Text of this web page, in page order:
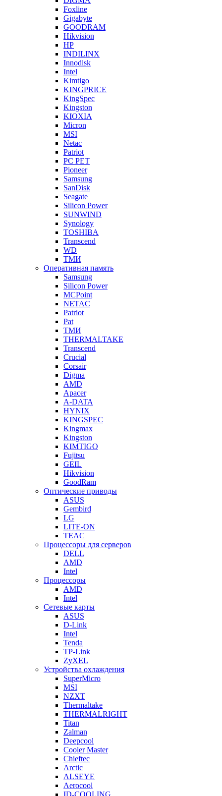
Foxline
Gigabyte
GOODRAM
Hikvision
HP
INDILINX
Innodisk
Intel
Kimtigo
KINGPRICE
KingSpec
Kingston
KIOXIA
Micron
MSI
Netac
Patriot
PC PET
Pioneer
Samsung
SanDisk
Seagate
Silicon Power
SUNWIND
Synology
TOSHIBA
Transcend
WD
ТМИ
Оперативная память
Samsung
Silicon Power
MCPoint
NETAC
Patriot
Pat
ТМИ
THERMALTAKE
Transcend
Crucial
Corsair
Digma
AMD
Apacer
A-DATA
HYNIX
KINGSPEC
Kingmax
Kingston
KIMTIGO
Fujitsu
GEIL
Hikvision
GoodRam
Оптические приводы
ASUS
Gembird
LG
LITE-ON
TEAC
Процессоры для серверов
DELL
AMD
Intel
Процессоры
AMD
Intel
Сетевые карты
ASUS
D-Link
Intel
Tenda
TP-Link
ZyXEL
Устройства охлаждения
SuperMicro
MSI
NZXT
Thermaltake
THERMALRIGHT
Titan
Zalman
Deepcool
Cooler Master
Chieftec
Arctic
ALSEYE
Aerocool